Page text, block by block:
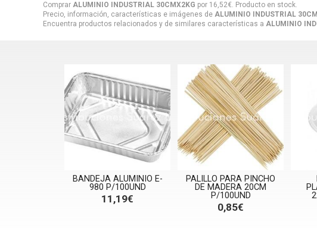
Comprar ALUMINIO INDUSTRIAL 30CMX2KG por 16,52€. Producto en stock.
Precio, información, características e imágenes de ALUMINIO INDUSTRIAL
Encuentra productos relacionados y de similares características a ALUMINIO
BANDEJA ALUMINIO E-
980 P/100UND
11,19€
PALILLO PARA PINCHO
DE MADERA 20CM
P/100UND
0,85€